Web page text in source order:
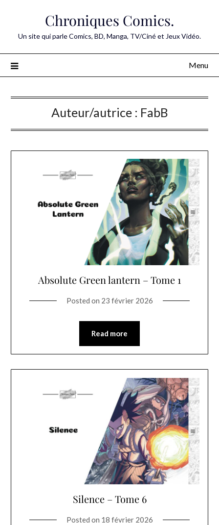
Chroniques Comics.
Un site qui parle Comics, BD, Manga, TV/Ciné et Jeux Vidéo.
Menu
Auteur/autrice : FabB
Absolute Green lantern – Tome 1
Posted on 23 février 2026
Read more
Silence – Tome 6
Posted on 18 février 2026